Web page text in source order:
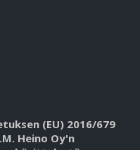
(EU) 2016/679
Heino Oy'n